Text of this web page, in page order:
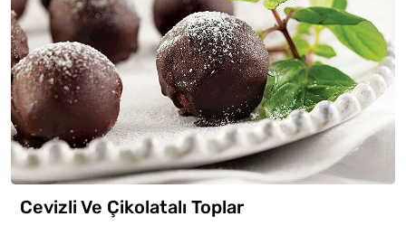
Cevizli Ve Çikolatalı Toplar